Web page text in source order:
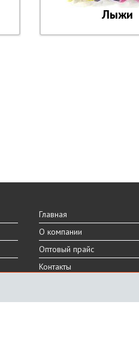
Лыжи
Главная
О компании
Оптовый прайс
Контакты